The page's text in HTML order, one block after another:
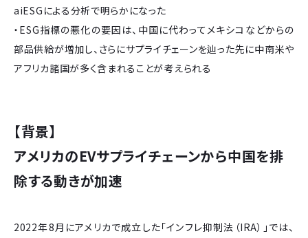
aiESGによる分析で明らかになった
・ESG指標の悪化の要因は、中国に代わってメキシコなどからの
部品供給が増加し、さらにサプライチェーンを辿った先に中南米や
アフリカ諸国が多く含まれることが考えられる
【背景】
アメリカのEVサプライチェーンから中国を排
除する動きが加速
2022年8月にアメリカで成立した「インフレ抑制法（IRA）」では、